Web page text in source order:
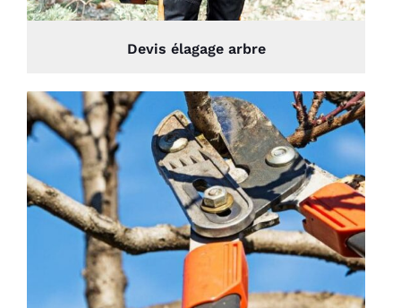
Devis élagage arbre